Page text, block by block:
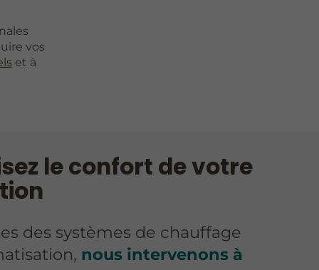
vos
et à
le confort de votre
des systèmes de chauffage
nous intervenons à